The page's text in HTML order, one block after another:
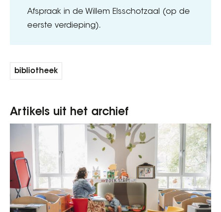
Afspraak in de Willem Elsschotzaal (op de
eerste verdieping).
bibliotheek
Artikels uit het archief